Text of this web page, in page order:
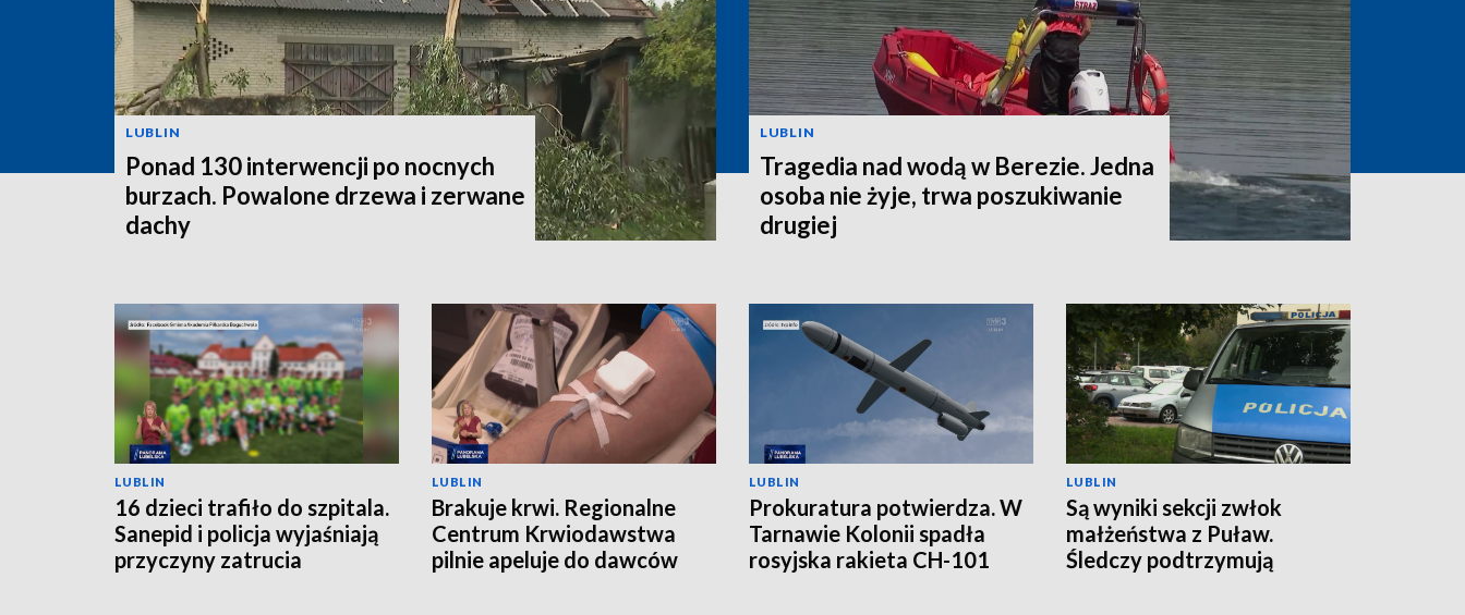
LUBLIN
Ponad 130 interwencji po nocnych
burzach. Powalone drzewa i zerwane
dachy
LUBLIN
Tragedia nad wodą w Berezie. Jedna
osoba nie żyje, trwa poszukiwanie
drugiej
LUBLIN
16 dzieci trafiło do szpitala.
Sanepid i policja wyjaśniają
przyczyny zatrucia
LUBLIN
Brakuje krwi. Regionalne
Centrum Krwiodawstwa
pilnie apeluje do dawców
LUBLIN
Prokuratura potwierdza. W
Tarnawie Kolonii spadła
rosyjska rakieta CH-101
LUBLIN
Są wyniki sekcji zwłok
małżeństwa z Puław.
Śledczy podtrzymują